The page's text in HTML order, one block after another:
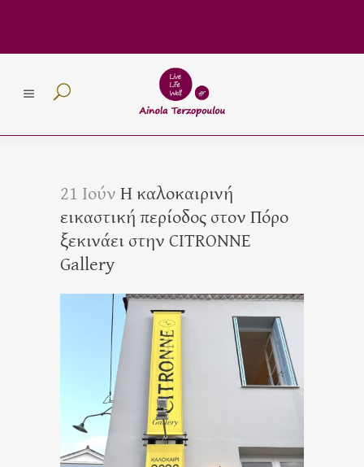
21 ΙούνH καλοκαιρινή
εικαστική περίοδος στον Πόρο
ξεκινάει στην CITRONNE
Gallery